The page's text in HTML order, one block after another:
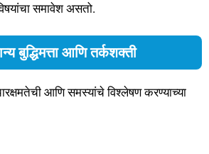
समावेश असतो.
बुद्धिमत्ता आणि तर्कशक्ती
आणि समस्यांचे विश्लेषण करण्याच्या